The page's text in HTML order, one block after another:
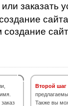
заказать
создание
Второй шаг
Также вы